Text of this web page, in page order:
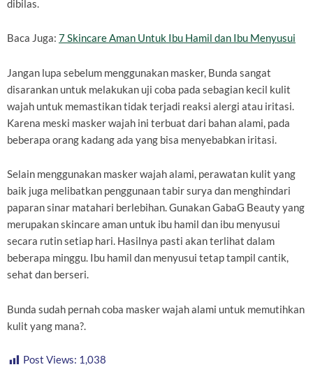
dibilas.
Baca Juga: 7 Skincare Aman Untuk Ibu Hamil dan Ibu Menyusui
Jangan lupa sebelum menggunakan masker, Bunda sangat
disarankan untuk melakukan uji coba pada sebagian kecil kulit
wajah untuk memastikan tidak terjadi reaksi alergi atau iritasi.
Karena meski masker wajah ini terbuat dari bahan alami, pada
beberapa orang kadang ada yang bisa menyebabkan iritasi.
Selain menggunakan masker wajah alami, perawatan kulit yang
baik juga melibatkan penggunaan tabir surya dan menghindari
paparan sinar matahari berlebihan. Gunakan GabaG Beauty yang
merupakan skincare aman untuk ibu hamil dan ibu menyusui
secara rutin setiap hari. Hasilnya pasti akan terlihat dalam
beberapa minggu. Ibu hamil dan menyusui tetap tampil cantik,
sehat dan berseri.
Bunda sudah pernah coba masker wajah alami untuk memutihkan
kulit yang mana?.
Post Views: 1,038